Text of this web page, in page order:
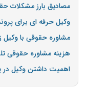
مصادیق بارز مشکلات
وکیل حرفه ای برای
مشاوره حقوقی با وکیل
هزینه مشاوره حقوقی
اهمیت داشتن وکیل در